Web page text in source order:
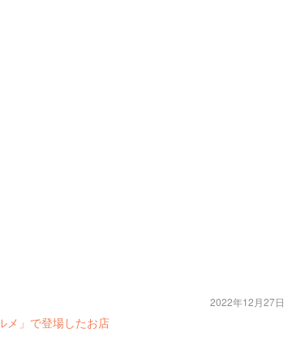
メ」で登場したお店
2022年12月27日